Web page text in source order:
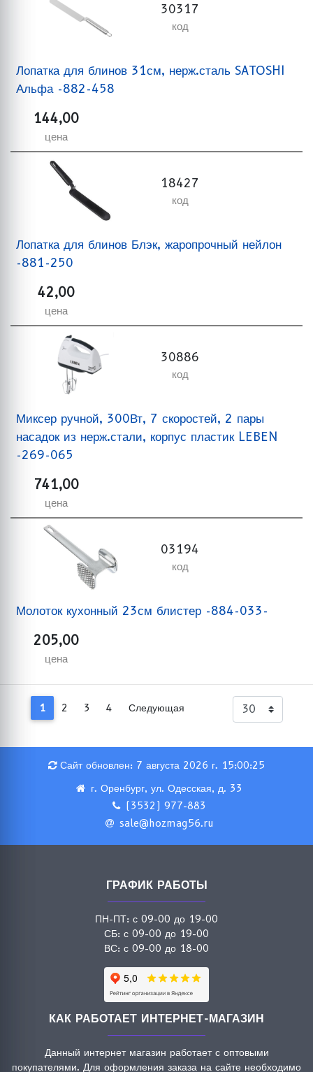
30317
код
Лопатка для блинов 31см, нерж.сталь SATOSHI
Альфа -882-458
144,00
цена
18427
код
Лопатка для блинов Блэк, жаропрочный нейлон
-881-250
42,00
цена
30886
код
Миксер ручной, 300Вт, 7 скоростей, 2 пары
насадок из нерж.стали, корпус пластик LEBEN
-269-065
741,00
цена
03194
код
Молоток кухонный 23см блистер -884-033-
205,00
цена
1 2 3 4 Следующая
Сайт обновлен: 7 августа 2026 г. 15:00:25
г. Оренбург, ул. Одесская, д. 33
(3532) 977-883
sale@hozmag56.ru
ГРАФИК РАБОТЫ
ПН-ПТ: с 09-00 до 19-00
СБ: с 09-00 до 19-00
ВС: с 09-00 до 18-00
КАК РАБОТАЕТ ИНТЕРНЕТ-МАГАЗИН
Данный интернет магазин работает с оптовыми
покупателями. Для оформления заказа на сайте необходимо